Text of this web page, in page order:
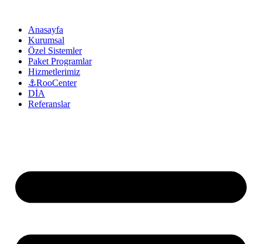
Anasayfa
Kurumsal
Özel Sistemler
Paket Programlar
Hizmetlerimiz
⚓RooCenter
DİA
Referanslar